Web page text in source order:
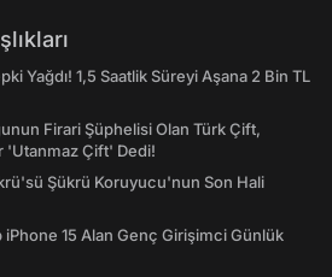
Yağdı! 1,5 Saatlik Süreyi Aşana 2 Bin TL
Firari Şüphelisi Olan Türk Çift,
'Utanmaz Çift' Dedi!
Şükrü Koruyucu'nun Son Hali
iPhone 15 Alan Genç Girişimci Günlük